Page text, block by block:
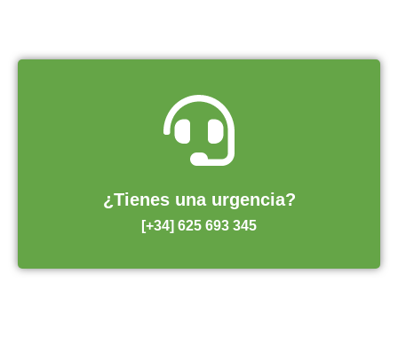
¿Tienes una urgencia?
[+34] 625 693 345